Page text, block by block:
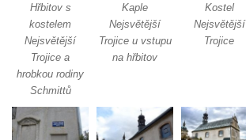
Kostel svatých Petra a Pavla v Semilech
Kostel Nanebevzetí Panny Marie (St. Mariä
Himmelfahrt) v Schirgiswalde
Kostel svaté Máří Magdaleny u hradu
Krasíkov
Kaple Olivetské hory pod věží kostela
Hřbitov s
kostelem
Nejsvětější
Trojice a
hrobkou rodiny
Schmittů
Kaple
Nejsvětější
Trojice u vstupu
na hřbitov
Kostel
Nejsvětější
Trojice